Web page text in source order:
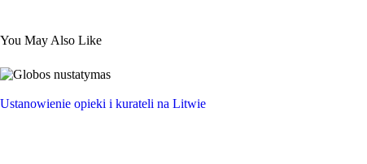
You May Also Like
Ustanowienie opieki i kurateli na Litwie